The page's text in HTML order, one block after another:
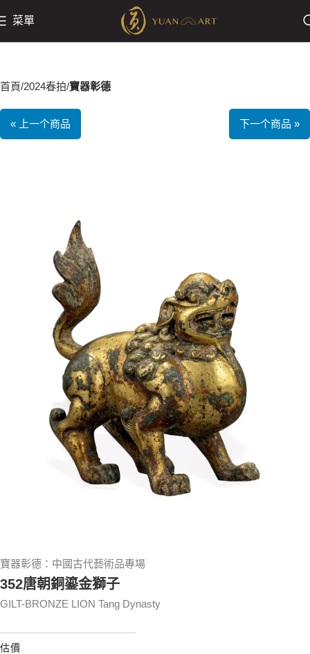
菜單
首頁 2024春拍 寶器彰德
« 上一个商品 下一个商品 »
寶器彰德：中國古代藝術品專場
352唐朝銅鎏金獅子
GILT-BRONZE LION Tang Dynasty
估價